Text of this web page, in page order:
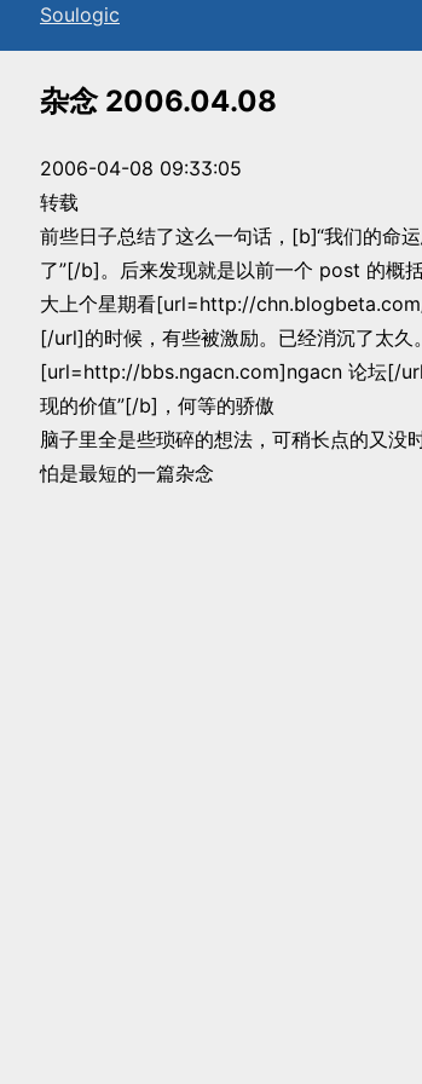
Soulogic
杂念 2006.04.08
2006-04-08 09:33:05
转载
前些日子总结了这么一句话，[b]“我们的命
了”[/b]。后来发现就是以前一个 post 的概
大上个星期看[url=http://
[/url]的时候，有些被激励。已经消沉了太久
[url=http://bbs.ngacn.com]ngacn 论坛[/
现的价值”[/b]，何等的骄傲
脑子里全是些琐碎的想法，可稍长点的又没
怕是最短的一篇杂念